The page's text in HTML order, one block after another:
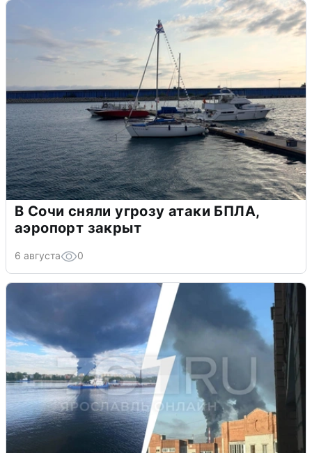
В Сочи сняли угрозу атаки БПЛА,
аэропорт закрыт
6 августа 0